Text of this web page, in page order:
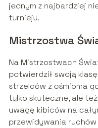
jednym z najbardziej
turnieju.
Mistrzostwa
Na Mistrzostwach
potwierdził swoją
strzelców z ośmioma
tylko skuteczne, ale
uwagę kibiców na
przewidywania